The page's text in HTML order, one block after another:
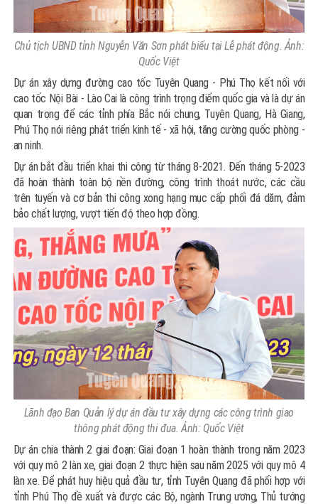
Chủ tịch UBND tỉnh Nguyễn Văn Sơn phát biểu tại Lễ phát động. Ảnh:
Quốc Việt
Dự án xây dựng đường cao tốc Tuyên Quang - Phú Thọ kết nối với
cao tốc Nội Bài - Lào Cai là công trình trọng điểm quốc gia và là dự án
quan trọng để các tỉnh phía Bắc nói chung, Tuyên Quang, Hà Giang,
Phú Thọ nói riêng phát triển kinh tế - xã hội, tăng cường quốc phòng -
an ninh.
Dự án bắt đầu triển khai thi công từ tháng 8-2021. Đến tháng 5-2023
đã hoàn thành toàn bộ nền đường, công trình thoát nước, các cầu
trên tuyến và cơ bản thi công xong hạng mục cấp phối đá dăm, đảm
bảo chất lượng, vượt tiến độ theo hợp đồng.
Lãnh đạo Ban Quản lý dự án đầu tư xây dựng các công trình giao
thông phát động thi đua. Ảnh: Quốc Việt
Dự án chia thành 2 giai đoạn: Giai đoạn 1 hoàn thành trong năm 2023
với quy mô 2 làn xe, giai đoạn 2 thực hiện sau năm 2025 với quy mô 4
làn xe. Để phát huy hiệu quả đầu tư, tỉnh Tuyên Quang đã phối hợp với
tỉnh Phú Thọ đề xuất và được các Bộ, ngành Trung ương, Thủ tướng